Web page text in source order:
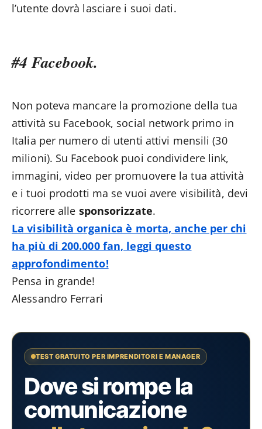
l’utente dovrà lasciare i suoi dati.
#4 Facebook.
Non poteva mancare la promozione della tua
attività su Facebook, social network primo in
Italia per numero di utenti attivi mensili (30
milioni). Su Facebook puoi condividere link,
immagini, video per promuovere la tua attività
e i tuoi prodotti ma se vuoi avere visibilità, devi
ricorrere alle sponsorizzate.
La visibilità organica è morta, anche per chi
ha più di 200.000 fan, leggi questo
approfondimento!
Pensa in grande!
Alessandro Ferrari
TEST GRATUITO PER IMPRENDITORI E MANAGER
Dove si rompe la
comunicazione